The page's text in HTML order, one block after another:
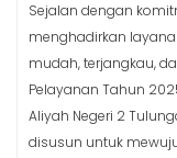
Sejalan dengan
menghadirkan
mudah, terjangkau,
Pelayanan Tahun
Aliyah Negeri 2
disusun untuk